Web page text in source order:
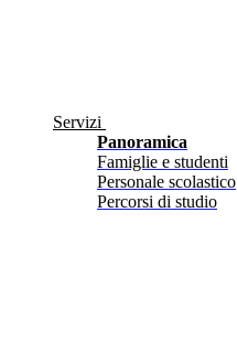
Servizi
Panoramica
Famiglie e studenti
Personale scolastico
Percorsi di studio